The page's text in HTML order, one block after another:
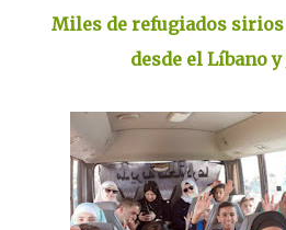
Miles de refugiados sirios
desde el Líbano